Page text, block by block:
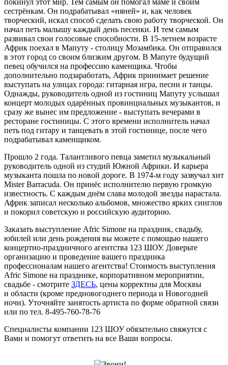
покинул этот мир. Тем самым он помогал маме и своим
сестрёнкам. Он подрабатывал «няней» и, как человек
творческий, искал способ сделать свою работу творческой. Он
начал петь малышу каждый день песенки. И тем самым
развивал свои голосовые способности. В 15-летнем возрасте
Африк поехал в Мапуту - столицу Мозамбика. Он отправился
в этот город со своим близким другом. В Мапуте будущий
певец обучился на профессию каменщика. Чтобы
дополнительно подзаработать, Африк принимает решение
выступать на улицах города: гитарная игра, песни и танцы.
Однажды, руководитель одной из гостиниц Мапуту услышал
концерт молодых одарённых провинциальных музыкантов, и
сразу же вынес им предложение - выступать вечерами в
ресторане гостиницы. С этого времени исполнитель начал
петь под гитару и танцевать в этой гостинице, после чего
подрабатывал каменщиком.
Прошло 2 года. Талантливого певца заметил музыкальный
руководитель одной из студий Южной Африки. И карьера
музыканта пошла по новой дороге. В 1974-м году зазвучал хит
Mister Barracuda. Он принёс исполнителю первую громкую
известность. С каждым днём слава молодой звезды нарастала.
Африк записал несколько альбомов, множество ярких синглов
и покорил советскую и российскую аудиторию.
Заказать выступление Afric Simone на праздник, свадьбу,
юбилей или день рождения вы можете с помощью нашего
концертно-праздничного агентства 123 ШОУ. Доверьте
организацию и проведение вашего праздника
профессионалам нашего агентства! Стоимость выступления
Afric Simone на празднике, корпоративном мероприятии,
свадьбе - смотрите ЗДЕСЬ, цены корректны для Москвы
и области (кроме предновогоднего периода и Новогодней
ночи). Уточняйте занятость артиста по форме обратной связи
или по тел. 8-495-760-78-76
Специалисты компании 123 ШОУ обязательно свяжутся с
Вами и помогут ответить на все Ваши вопросы.